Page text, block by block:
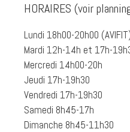
HORAIRES (voir
Lundi 18h00-20h00
Mardi 12h-14h et 17h-
Mercredi 14h00-20h
Jeudi 17h-19h30
Vendredi 17h-19h30
Samedi 8h45-17h
Dimanche 8h45-11h30